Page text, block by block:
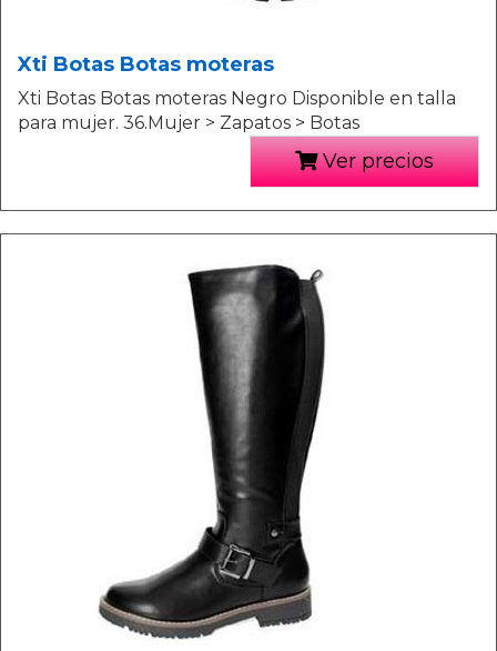
Xti Botas Botas moteras
Xti Botas Botas moteras Negro Disponible en talla
para mujer. 36.Mujer > Zapatos > Botas
Ver precios